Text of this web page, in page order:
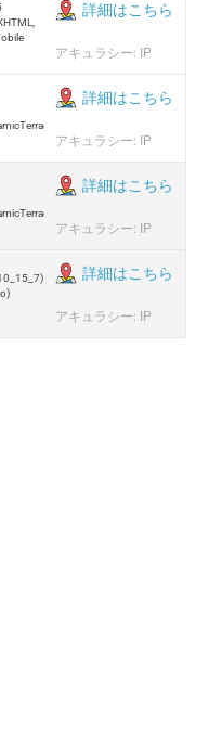
詳細はこちら
アキュラシー: IP
詳細はこちら
アキュラシー: IP
詳細はこちら
アキュラシー: IP
詳細はこちら
アキュラシー: IP